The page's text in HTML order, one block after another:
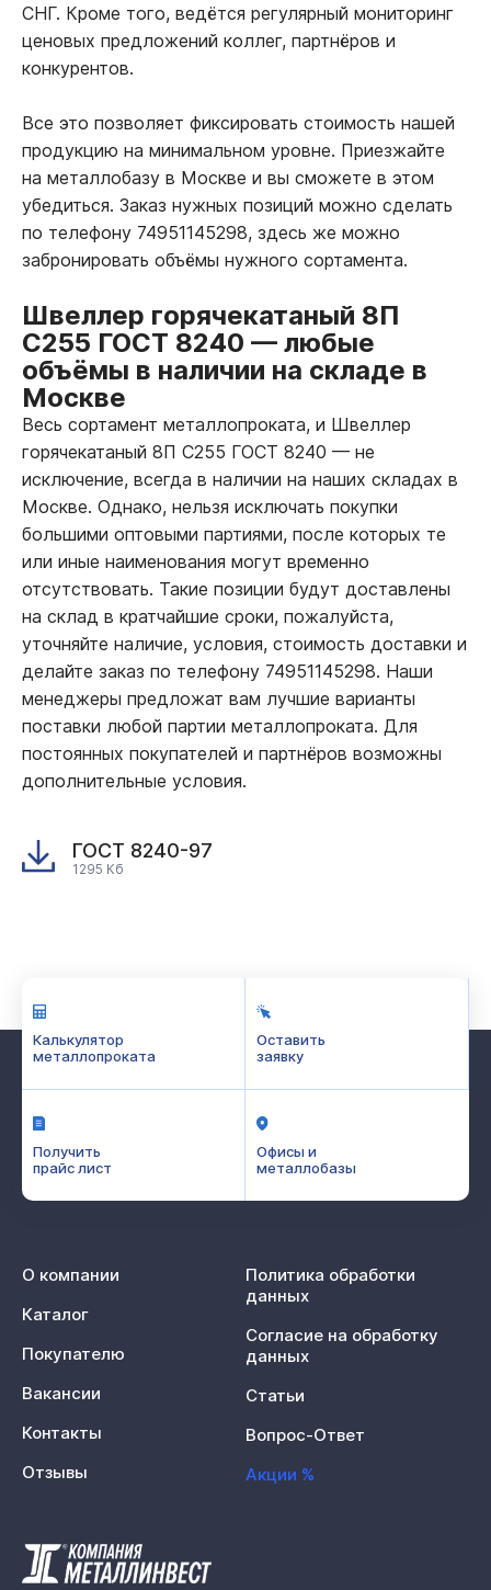
СНГ. Кроме того, ведётся регулярный мониторинг
ценовых предложений коллег, партнёров и
конкурентов.
Все это позволяет фиксировать стоимость нашей
продукцию на минимальном уровне. Приезжайте
на металлобазу в Москве и вы сможете в этом
убедиться. Заказ нужных позиций можно сделать
по телефону 74951145298, здесь же можно
забронировать объёмы нужного сортамента.
Швеллер горячекатаный 8П
С255 ГОСТ 8240 — любые
объёмы в наличии на складе в
Москве
Весь сортамент металлопроката, и Швеллер
горячекатаный 8П С255 ГОСТ 8240 — не
исключение, всегда в наличии на наших складах в
Москве. Однако, нельзя исключать покупки
большими оптовыми партиями, после которых те
или иные наименования могут временно
отсутствовать. Такие позиции будут доставлены
на склад в кратчайшие сроки, пожалуйста,
уточняйте наличие, условия, стоимость доставки и
делайте заказ по телефону 74951145298. Наши
менеджеры предложат вам лучшие варианты
поставки любой партии металлопроката. Для
постоянных покупателей и партнёров возможны
дополнительные условия.
ГОСТ 8240-97
1295 Кб
Калькулятор
металлопроката
Оставить
заявку
Получить
прайс лист
Офисы и
металлобазы
О компании
Каталог
Покупателю
Вакансии
Контакты
Отзывы
Политика обработки
данных
Согласие на обработку
данных
Статьи
Вопрос-Ответ
Акции %